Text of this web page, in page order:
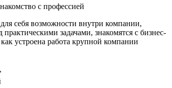
с профессией
себя возможности внутри компании,
задачами, знакомятся с бизнес-
устроена работа крупной компании